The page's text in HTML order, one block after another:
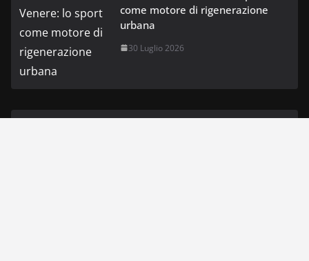
come motore di rigenerazione
urbana
30 Luglio 2026